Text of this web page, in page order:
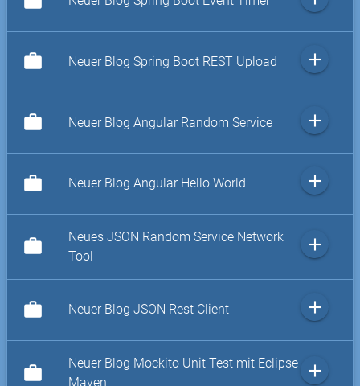
work Neuer Blog Spring Boot REST Upload add
work Neuer Blog Angular Random Service add
work Neuer Blog Angular Hello World add
work
Neues JSON Random Service Network
Tool
add
work Neuer Blog JSON Rest Client add
work
Neuer Blog Mockito Unit Test mit Eclipse
Maven
add